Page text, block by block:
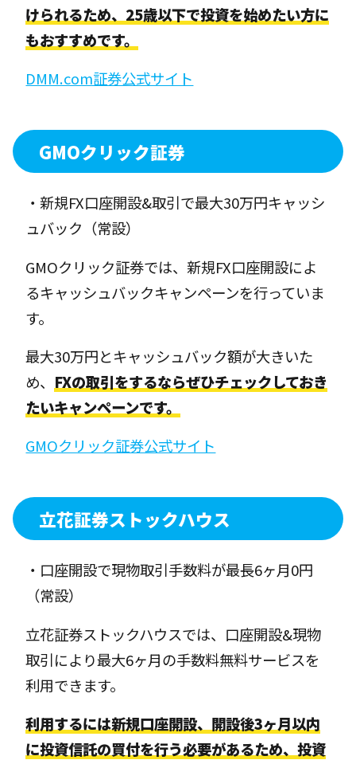
けられるため、25歳以下で投資を始めたい方に
もおすすめです。
DMM.com証券公式サイト
GMOクリック証券
・新規FX口座開設&取引で最大30万円キャッシ
ュバック（常設）
GMOクリック証券では、新規FX口座開設によ
るキャッシュバックキャンペーンを行っていま
す。
最大30万円とキャッシュバック額が大きいた
め、 FXの取引をするならぜひチェックしておき
たいキャンペーンです。
GMOクリック証券公式サイト
立花証券ストックハウス
・口座開設で現物取引手数料が最長6ヶ月0円
（常設）
立花証券ストックハウスでは、口座開設&現物
取引により最大6ヶ月の手数料無料サービスを
利用できます。
利用するには新規口座開設、開設後3ヶ月以内
に投資信託の買付を行う必要があるため、投資